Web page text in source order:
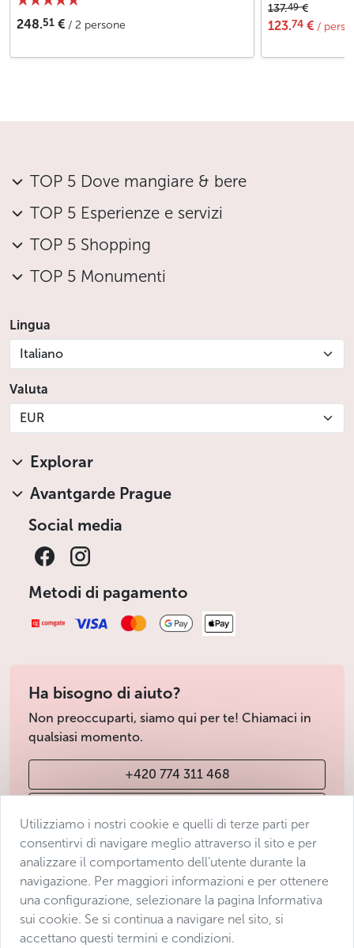
248.51 € / 2 persone
137.49€
123.74 € /
TOP 5 Dove mangiare & bere
TOP 5 Esperienze e servizi
TOP 5 Shopping
TOP 5 Monumenti
Lingua
Italiano
Valuta
EUR
Explorar
Avantgarde Prague
Social media
Metodi di pagamento
Ha bisogno di aiuto?
Non preoccuparti, siamo qui per te! Chiamaci in
qualsiasi momento.
+420 774 311 468
Condizioni di vendita
Protezione dei dati
Dichiarazione di accessibilità
Manage consent
Utilizziamo i nostri cookie e quelli di terze parti per
consentirvi di navigare meglio attraverso il sito e per
analizzare il comportamento dell’utente durante la
navigazione. Per maggiori informazioni e per ottenere
una configurazione, selezionare la pagina Informativa
sui cookie. Se si continua a navigare nel sito, si
accettano questi termini e condizioni.